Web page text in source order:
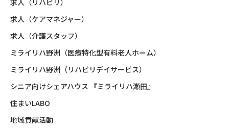
求人（ケアマネジャー）
求人（介護スタッフ）
ミライリハ野洲（医療特化型有料老人ホーム）
ミライリハ野洲（リハビリデイサービス）
シニア向けシェアハウス 『ミライリハ瀬田』
住まいLABO
地域貢献活動